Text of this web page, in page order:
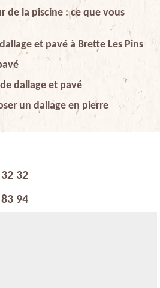
de la piscine : ce que vous
et pavé à Brette Les Pins
dallage et pavé
un dallage en pierre
32
94